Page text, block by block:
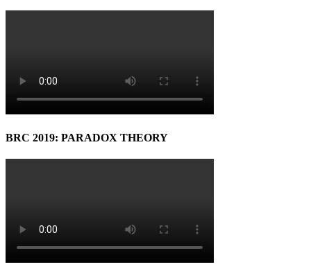
BRC 2019: PARADOX THEORY